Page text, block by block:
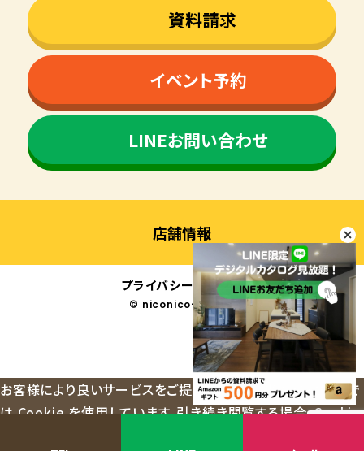
資料請求
イベント予約
LINEお問い合わせ
店舗情報
プライバシーポリシー
© niconico-jutaku
お客様により良いサービスをご提供するため、当ウェブサイトで
は Cookie を使用しています。引き続き閲覧する場合、Cookie